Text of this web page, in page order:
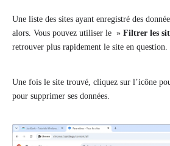
Une liste des sites ayant enregistré des
alors. Vous pouvez utiliser le » Filtrer les
retrouver plus rapidement le site en question.
Une fois le site trouvé, cliquez sur l’icône
pour supprimer ses données.